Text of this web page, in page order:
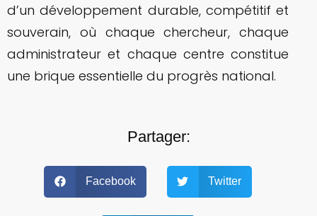
d’un développement durable, compétitif et
souverain, où chaque chercheur, chaque
administrateur et chaque centre constitue
une brique essentielle du progrès national.
Partager:
Facebook Twitter